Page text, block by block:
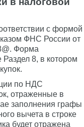
с формой
ФНС России от
Форма
8, в котором
по НДС
отраженные в
заполнения графы
вычета в строке
будет отражена